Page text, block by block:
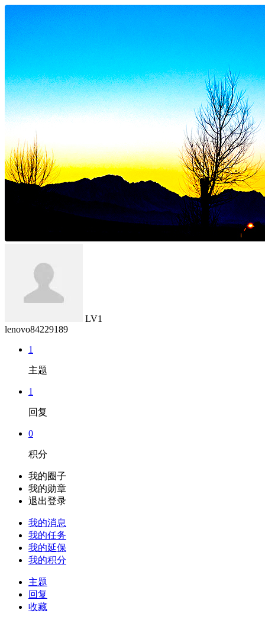
LV1
lenovo84229189
1
主题
1
回复
0
积分
我的圈子
我的勋章
退出登录
我的消息
我的任务
我的延保
我的积分
主题
回复
收藏